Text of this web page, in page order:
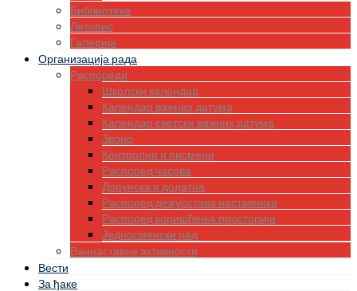
Библиотека
Летопис
Галерија
Организација рада
Распореди
Школски календар
Календар важних датума
Календар светски важних датума
Звоно
Контролни и писмени
Распоред часова
Допунска и додатна
Распоред дежурстава наставника
Распоред коришћења просторија
Једносменски рад
Ваннаставне активности
Вести
За ђаке